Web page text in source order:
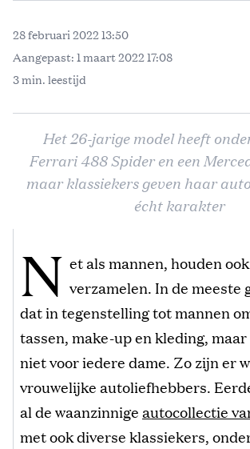
28 februari 2022 13:50
Aangepast: 1 maart 2022 17:08
3 min. leestijd
Het 26-jarige model heeft
Ferrari 488 Spider en een
maar klassiekers geven haar
écht karakter
N et als mannen, houden
verzamelen. In de meeste
dat in tegenstelling tot mannen
tassen, make-up en kleding,
niet voor iedere dame. Zo zijn er
vrouwelijke autoliefhebbers.
al de waanzinnigeautocollectie
met ook diverse klassiekers,